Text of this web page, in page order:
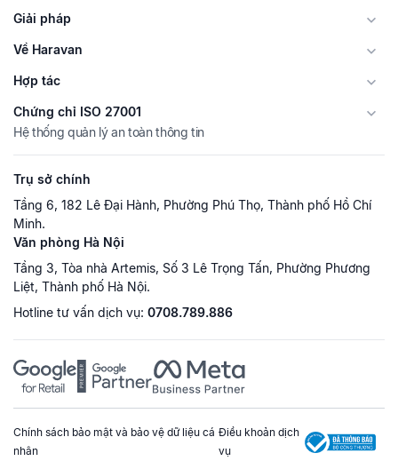
Giải pháp
Về Haravan
Hợp tác
Chứng chỉ ISO 27001
Hệ thống quản lý an toàn thông tin
Trụ sở chính
Tầng 6, 182 Lê Đại Hành, Phường Phú Thọ, Thành phố Hồ Chí
Minh.
Văn phòng Hà Nội
Tầng 3, Tòa nhà Artemis, Số 3 Lê Trọng Tấn, Phường Phương
Liệt, Thành phố Hà Nội.
Hotline tư vấn dịch vụ: 0708.789.886
Chính sách bảo mật và bảo vệ dữ liệu cá
nhân
Điều khoản dịch
vụ